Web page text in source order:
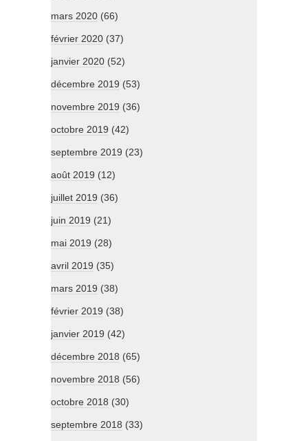
mars 2020 (66)
février 2020 (37)
janvier 2020 (52)
décembre 2019 (53)
novembre 2019 (36)
octobre 2019 (42)
septembre 2019 (23)
août 2019 (12)
juillet 2019 (36)
juin 2019 (21)
mai 2019 (28)
avril 2019 (35)
mars 2019 (38)
février 2019 (38)
janvier 2019 (42)
décembre 2018 (65)
novembre 2018 (56)
octobre 2018 (30)
septembre 2018 (33)